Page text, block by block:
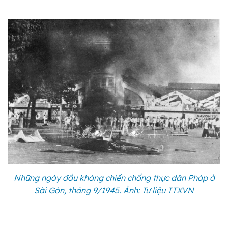
Những ngày đầu kháng chiến chống thực dân Pháp ở
Sài Gòn, tháng 9/1945. Ảnh: Tư liệu TTXVN